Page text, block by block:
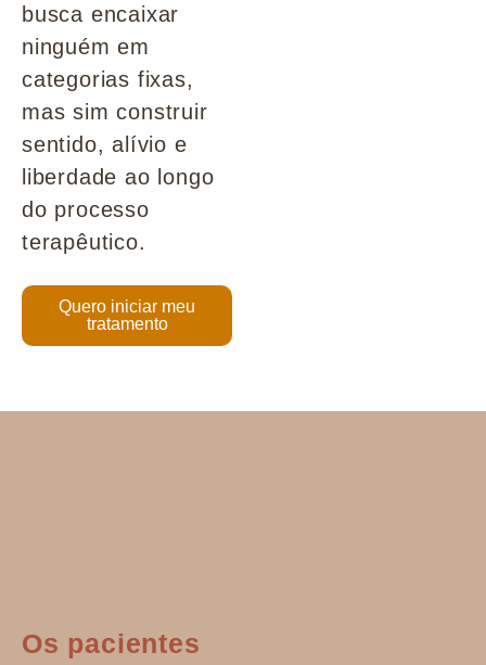
busca encaixar
ninguém em
categorias fixas,
mas sim construir
sentido, alívio e
liberdade ao longo
do processo
terapêutico.
Quero iniciar meu
tratamento
Os pacientes